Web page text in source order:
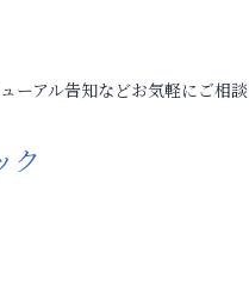
ーアル告知などお気軽にご相
ク